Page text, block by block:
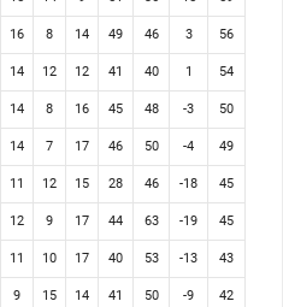
16 8 14 49 46 3 56
14 12 12 41 40 1 54
14 8 16 45 48 -3 50
14 7 17 46 50 -4 49
11 12 15 28 46 -18 45
12 9 17 44 63 -19 45
11 10 17 40 53 -13 43
9 15 14 41 50 -9 42